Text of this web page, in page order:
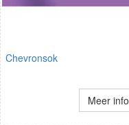
Chevronsok
Meer info